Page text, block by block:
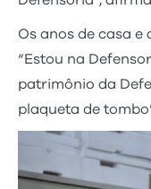
Os anos de casa
“Estou na
patrimônio da
plaqueta de